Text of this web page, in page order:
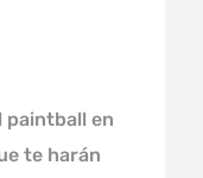
paintball en
te harán